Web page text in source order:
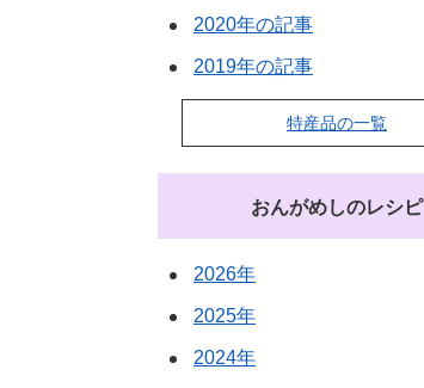
2020年の記事
2019年の記事
特産品の一覧
おんがめしのレシピ
2026年
2025年
2024年